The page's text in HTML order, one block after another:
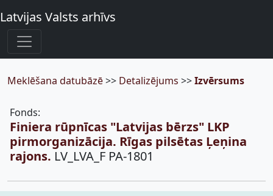
Latvijas Valsts arhīvs
Meklēšana datubāzē>> Detalizējums >>Izvērsums
Fonds:
Finiera rūpnīcas "Latvijas bērzs" LKP
pirmorganizācija. Rīgas pilsētas Ļeņina
rajons. LV_LVA_F PA-1801